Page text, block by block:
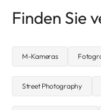
Finden Sie
M-Kameras
Street Photography